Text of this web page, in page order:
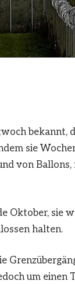
bekannt,
sie
von
Oktober, sie
halten.
um einen